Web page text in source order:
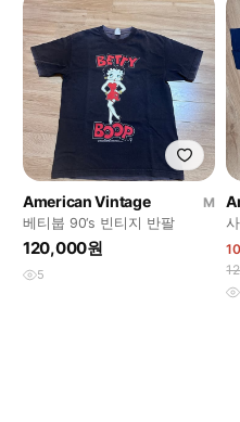
American Vintage
M
베티붑 90‘s 빈티지 반팔
120,000원
5